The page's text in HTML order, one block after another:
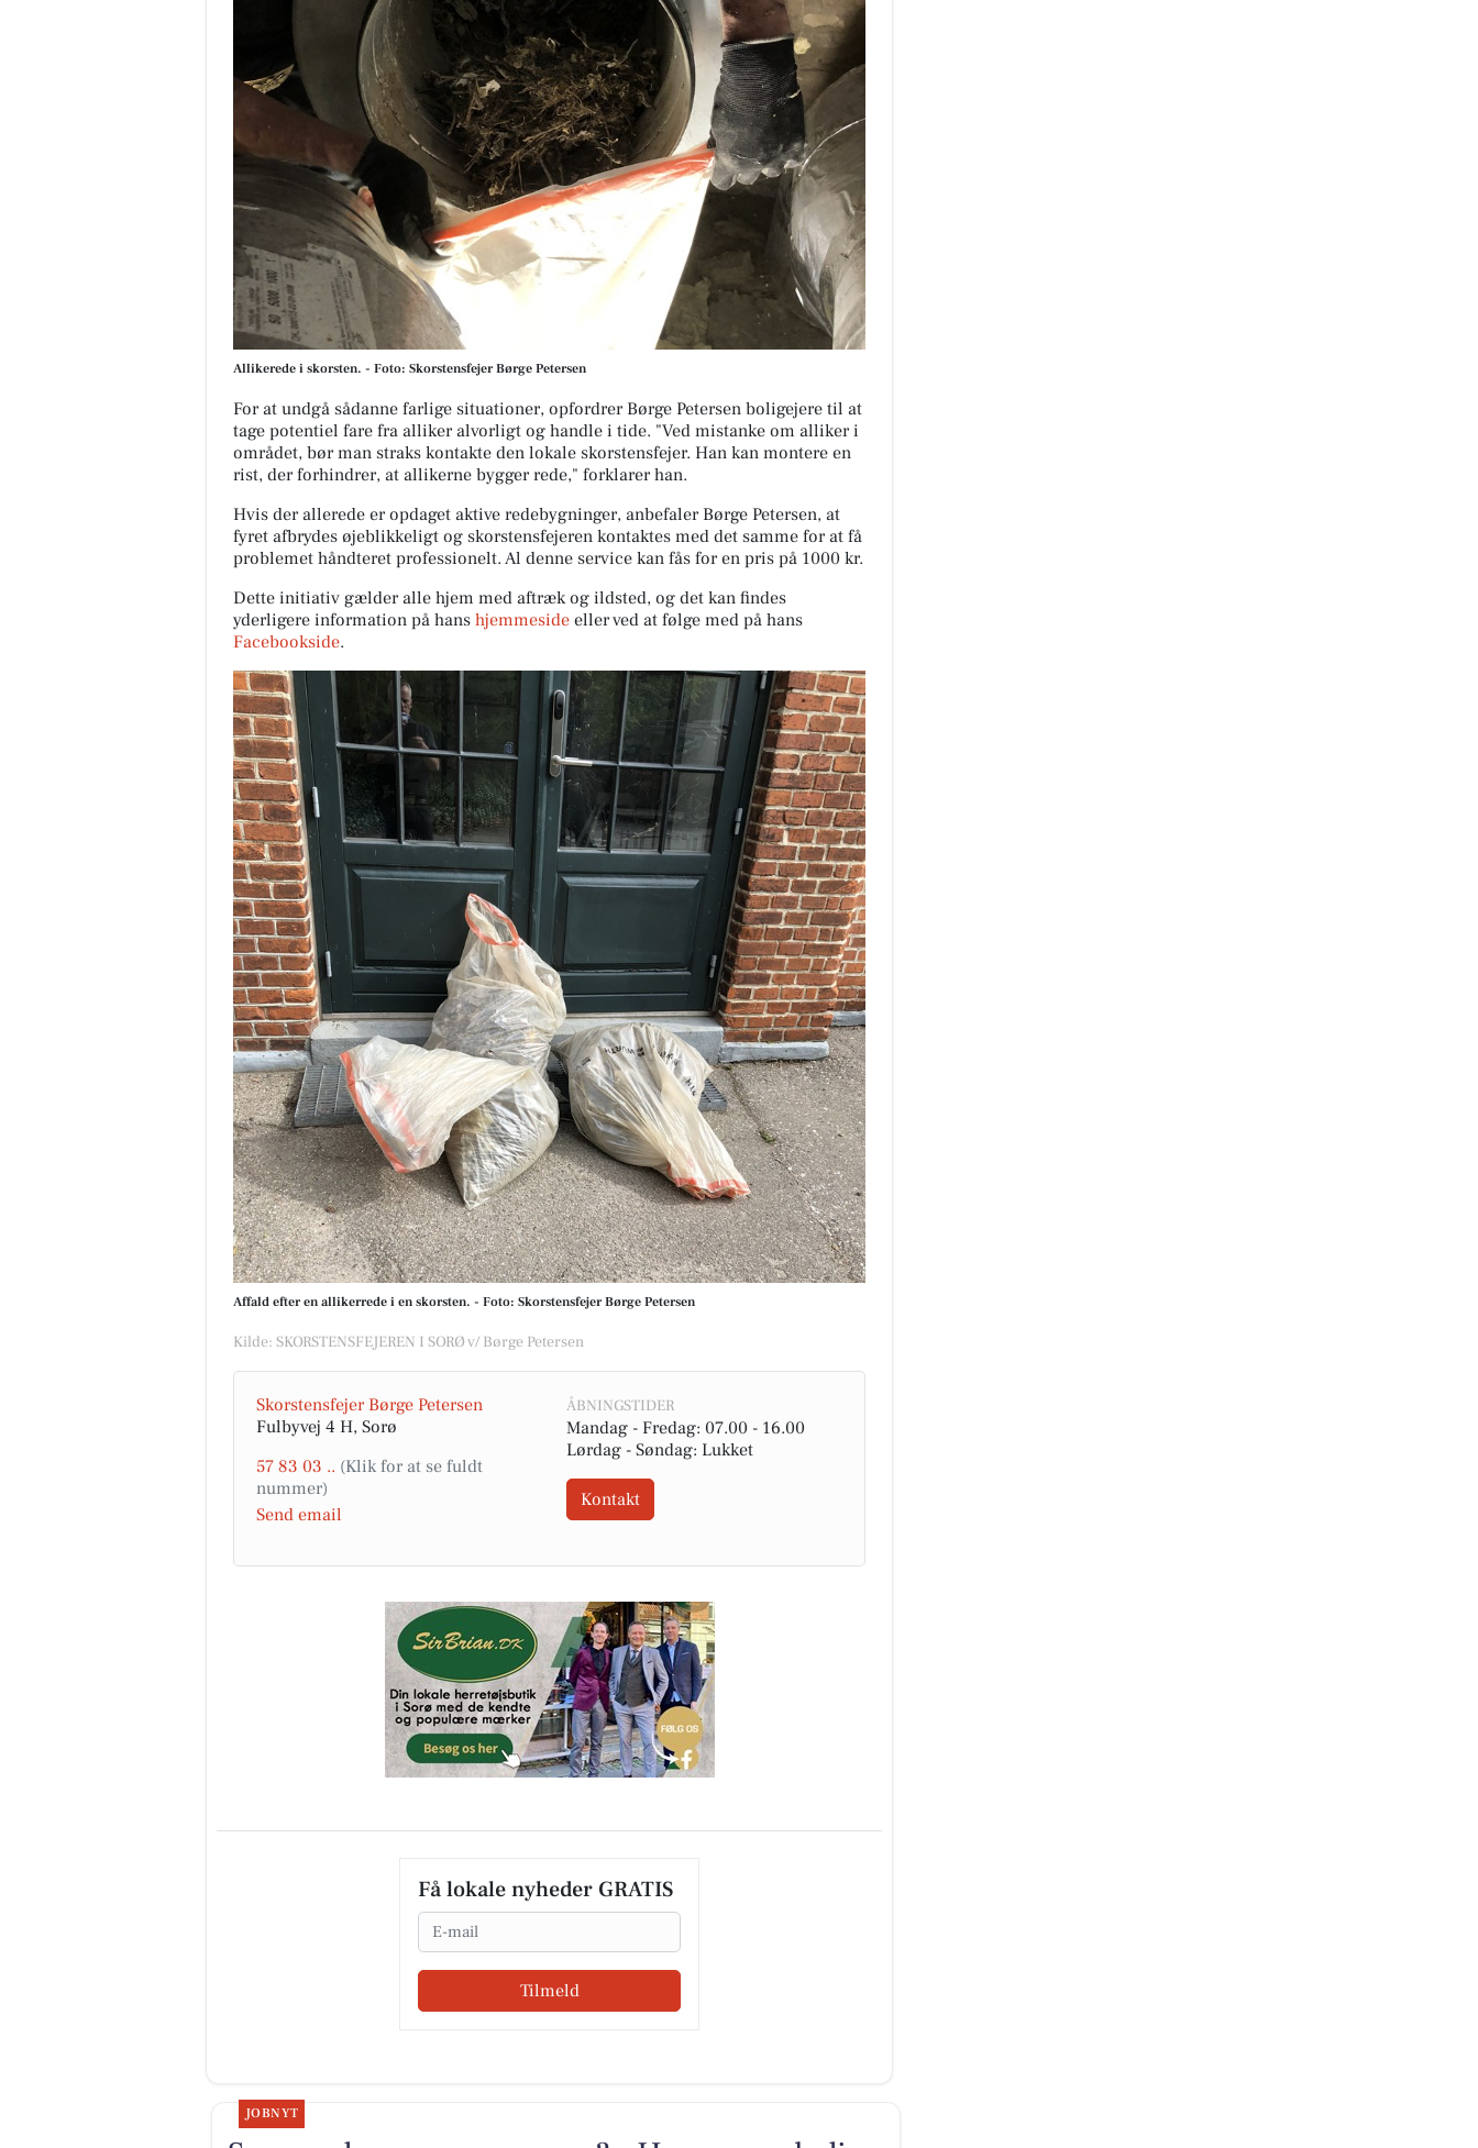
Allikerede i skorsten. - Foto: Skorstensfejer Børge Petersen
For at undgå sådanne farlige situationer, opfordrer Børge Petersen boligejere til at
tage potentiel fare fra alliker alvorligt og handle i tide. "Ved mistanke om alliker i
området, bør man straks kontakte den lokale skorstensfejer. Han kan montere en
rist, der forhindrer, at allikerne bygger rede," forklarer han.
Hvis der allerede er opdaget aktive redebygninger, anbefaler Børge Petersen, at
fyret afbrydes øjeblikkeligt og skorstensfejeren kontaktes med det samme for at få
problemet håndteret professionelt. Al denne service kan fås for en pris på 1000 kr.
Dette initiativ gælder alle hjem med aftræk og ildsted, og det kan findes
yderligere information på hans hjemmeside eller ved at følge med på hans
Facebookside.
Affald efter en allikerrede i en skorsten. - Foto: Skorstensfejer Børge Petersen
Kilde: SKORSTENSFEJEREN I SORØ v/ Børge Petersen
Skorstensfejer Børge Petersen
Fulbyvej 4 H, Sorø
57 83 03 ..
Send email
ÅBNINGSTIDER
Mandag - Fredag: 07.00 - 16.00
Lørdag - Søndag: Lukket
Kontakt
Få lokale nyheder GRATIS
Email
Tilmeld
JOBNYT